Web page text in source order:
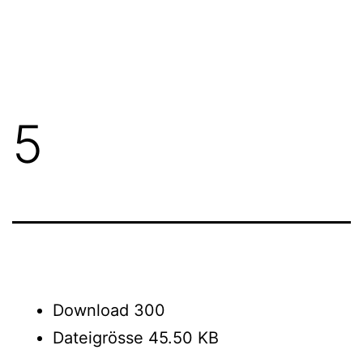
5
Download 300
Dateigrösse 45.50 KB